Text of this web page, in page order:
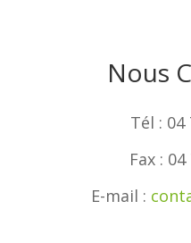
Nous
Tél : 04
Fax :
E-mail :